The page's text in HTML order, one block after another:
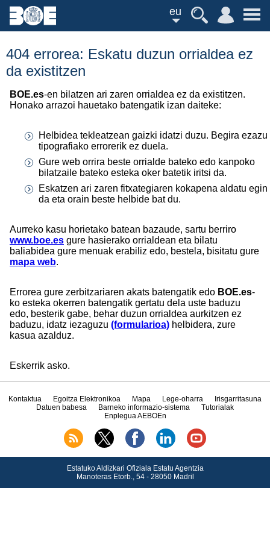
eu
404 errorea: Eskatu duzun orrialdea ez
da existitzen
BOE.es-en bilatzen ari zaren orrialdea ez da existitzen.
Honako arrazoi hauetako batengatik izan daiteke:
Helbidea tekleatzean gaizki idatzi duzu. Begira ezazu
tipografiako errorerik ez duela.
Gure web orrira beste orrialde bateko edo kanpoko
bilatzaile bateko esteka oker batetik iritsi da.
Eskatzen ari zaren fitxategiaren kokapena aldatu egin
da eta orain beste helbide bat du.
Aurreko kasu horietako batean bazaude, sartu berriro
www.boe.es gure hasierako orrialdean eta bilatu
baliabidea gure menuak erabiliz edo, bestela, bisitatu gure
mapa web.
Errorea gure zerbitzariaren akats batengatik edo BOE.es-
ko esteka okerren batengatik gertatu dela uste baduzu
edo, besterik gabe, behar duzun orrialdea aurkitzen ez
baduzu, idatz iezaguzu (formularioa) helbidera, zure
kasua azalduz.
Eskerrik asko.
Kontaktua Egoitza Elektronikoa Mapa Lege-oharra
Irisgarritasuna
Datuen babesa
Barneko informazio-sistema
Tutorialak
Enplegua AEBOEn
Estatuko Aldizkari Ofiziala Estatu Agentzia
Manoteras Etorb., 54 - 28050 Madril